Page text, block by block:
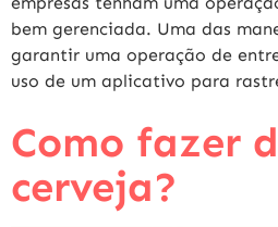
bem gerenciada. Uma das
garantir uma operação de
uso de um aplicativo para
Como fazer
cerveja?